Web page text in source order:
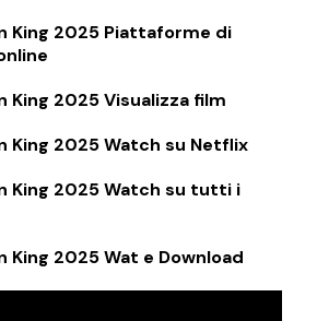
King 2025 Piattaforme di
King 2025 Visualizza film
King 2025 Watch su Netflix
King 2025 Watch su tutti i
King 2025 Wat e Download